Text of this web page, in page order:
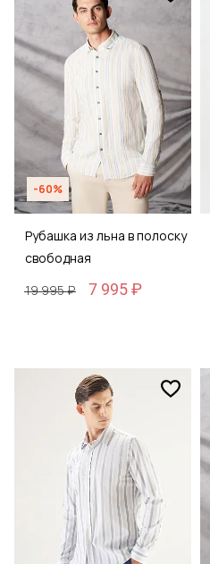
-60%
Рубашка из льна в полоску
свободная
19 995 ₽
7 995 ₽